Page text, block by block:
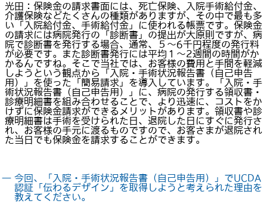
光田：保険金の請求書面には、死亡保険、入院手術給付金、
介護保険などたくさんの種類がありますが、その中で最も多
い「入院給付金、手術給付金」に使われる帳票です。保険金
の請求には病院発行の「診断書」の提出が大原則ですが、病
院で診断書を発行する場合、通常、５～6千円程度の発行料
が必要です。また診断書発行には平均１～2週間の時間がか
かるんですね。そこで当社では、お客様の費用と手間を軽減
しようという観点から「入院・手術状況報告書（自己申告
用）」を使った「簡易請求」を導入しています。「入院・手
術状況報告書（自己申告用）」に、病院の発行する領収書・
診療明細書を組み合わせることで、より迅速に、コストをか
けずに保険金請求ができるメリットがあります。領収書や診
療明細書は手術を受けられた日、退院した日にすぐに発行さ
れ、お客様の手元に渡るものですので、お客さまが退院され
た当日でも保険金を請求することができます。
― 今回、「入院・手術状況報告書（自己申告用）」でUCDA
認証「伝わるデザイン」を取得しようと考えられた理由を
教えてください。